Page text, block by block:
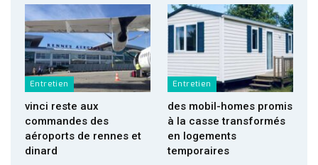
Entretien
vinci reste aux
commandes des
aéroports de rennes et
dinard
Entretien
des mobil-homes promis
à la casse transformés
en logements
temporaires